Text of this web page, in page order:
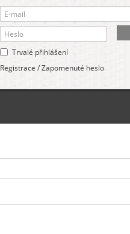
Trvalé přihlášení
Registrace /Zapomenuté heslo